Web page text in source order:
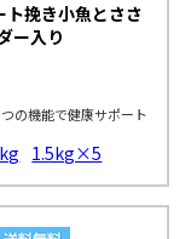
挽き小魚とささ
ー入り
の機能で健康サポート
1.5kg×5